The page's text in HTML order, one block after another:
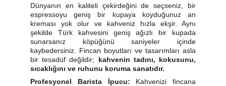
Dünyanın en kaliteli çekirdeğini de seçseniz, bir
espressoyu geniş bir kupaya koyduğunuz an
kreması yok olur ve kahveniz hızla ekşir. Aynı
şekilde Türk kahvesini geniş ağızlı bir kupada
sunarsanız köpüğünü saniyeler içinde
kaybedersiniz. Fincan boyutları ve tasarımları asla
bir tesadüf değildir; kahvenin tadını, kokusunu,
sıcaklığını ve ruhunu koruma sanatıdır.
Profesyonel Barista İpucu: Kahvenizi fincana